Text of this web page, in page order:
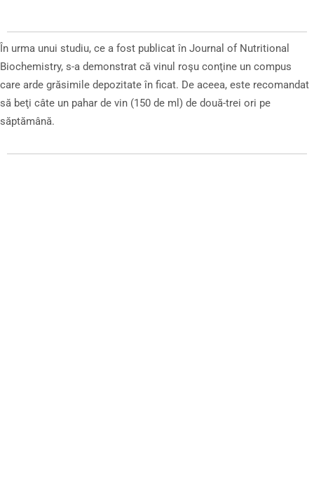
În urma unui studiu, ce a fost publicat în Journal of Nutritional
Biochemistry, s-a demonstrat că vinul roşu conţine un compus
care arde grăsimile depozitate în ficat. De aceea, este recomandat
să beţi câte un pahar de vin (150 de ml) de două-trei ori pe
săptămână.